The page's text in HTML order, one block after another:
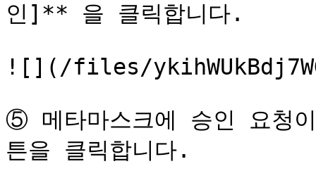
인]** 을 클릭합니다.
![](/files/
⑤ 메타마스크에 승인 요
튼을 클릭합니다.